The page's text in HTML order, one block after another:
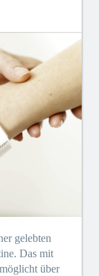
gelebten
Das mit
über